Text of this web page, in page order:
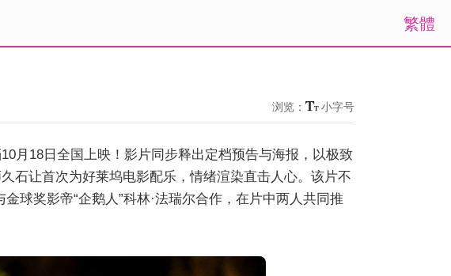
繁體
浏览： 小字号
月18日全国上映！影片同步释出定档预告与海报，以极致
石让首次为好莱坞电影配乐，情绪渲染直击人心。该片不
球奖影帝“企鹅人”科林·法瑞尔合作，在片中两人共同推